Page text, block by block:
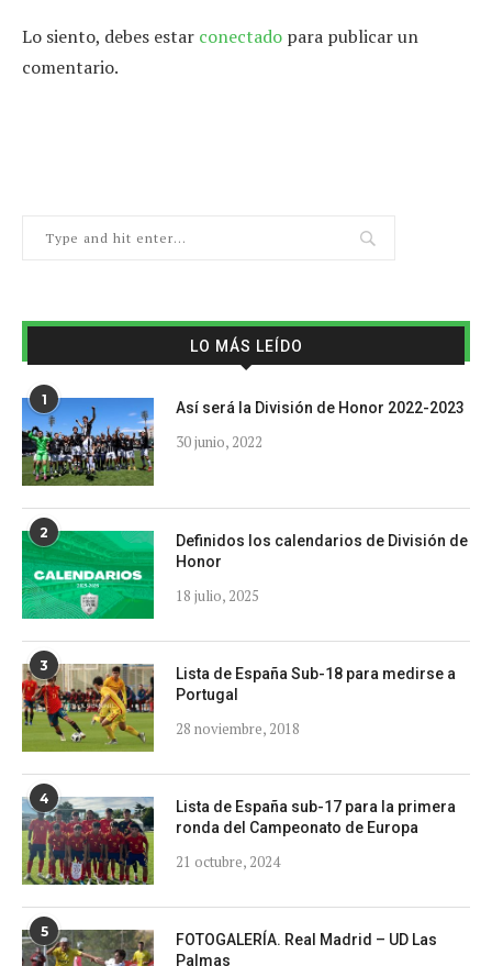
Lo siento, debes estar conectado para publicar un
comentario.
LO MÁS LEÍDO
1 Así será la División de Honor 2022-2023
30 junio, 2022
2
Definidos los calendarios de División de
Honor
18 julio, 2025
3
Lista de España Sub-18 para medirse a
Portugal
28 noviembre, 2018
4
Lista de España sub-17 para la primera
ronda del Campeonato de Europa
21 octubre, 2024
5
FOTOGALERÍA. Real Madrid – UD Las
Palmas